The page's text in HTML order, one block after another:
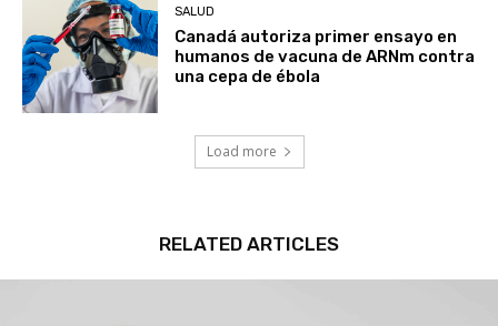
SALUD
Canadá autoriza primer ensayo en
humanos de vacuna de ARNm contra
una cepa de ébola
Load more
RELATED ARTICLES